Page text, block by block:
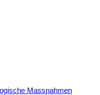
Massnahmen